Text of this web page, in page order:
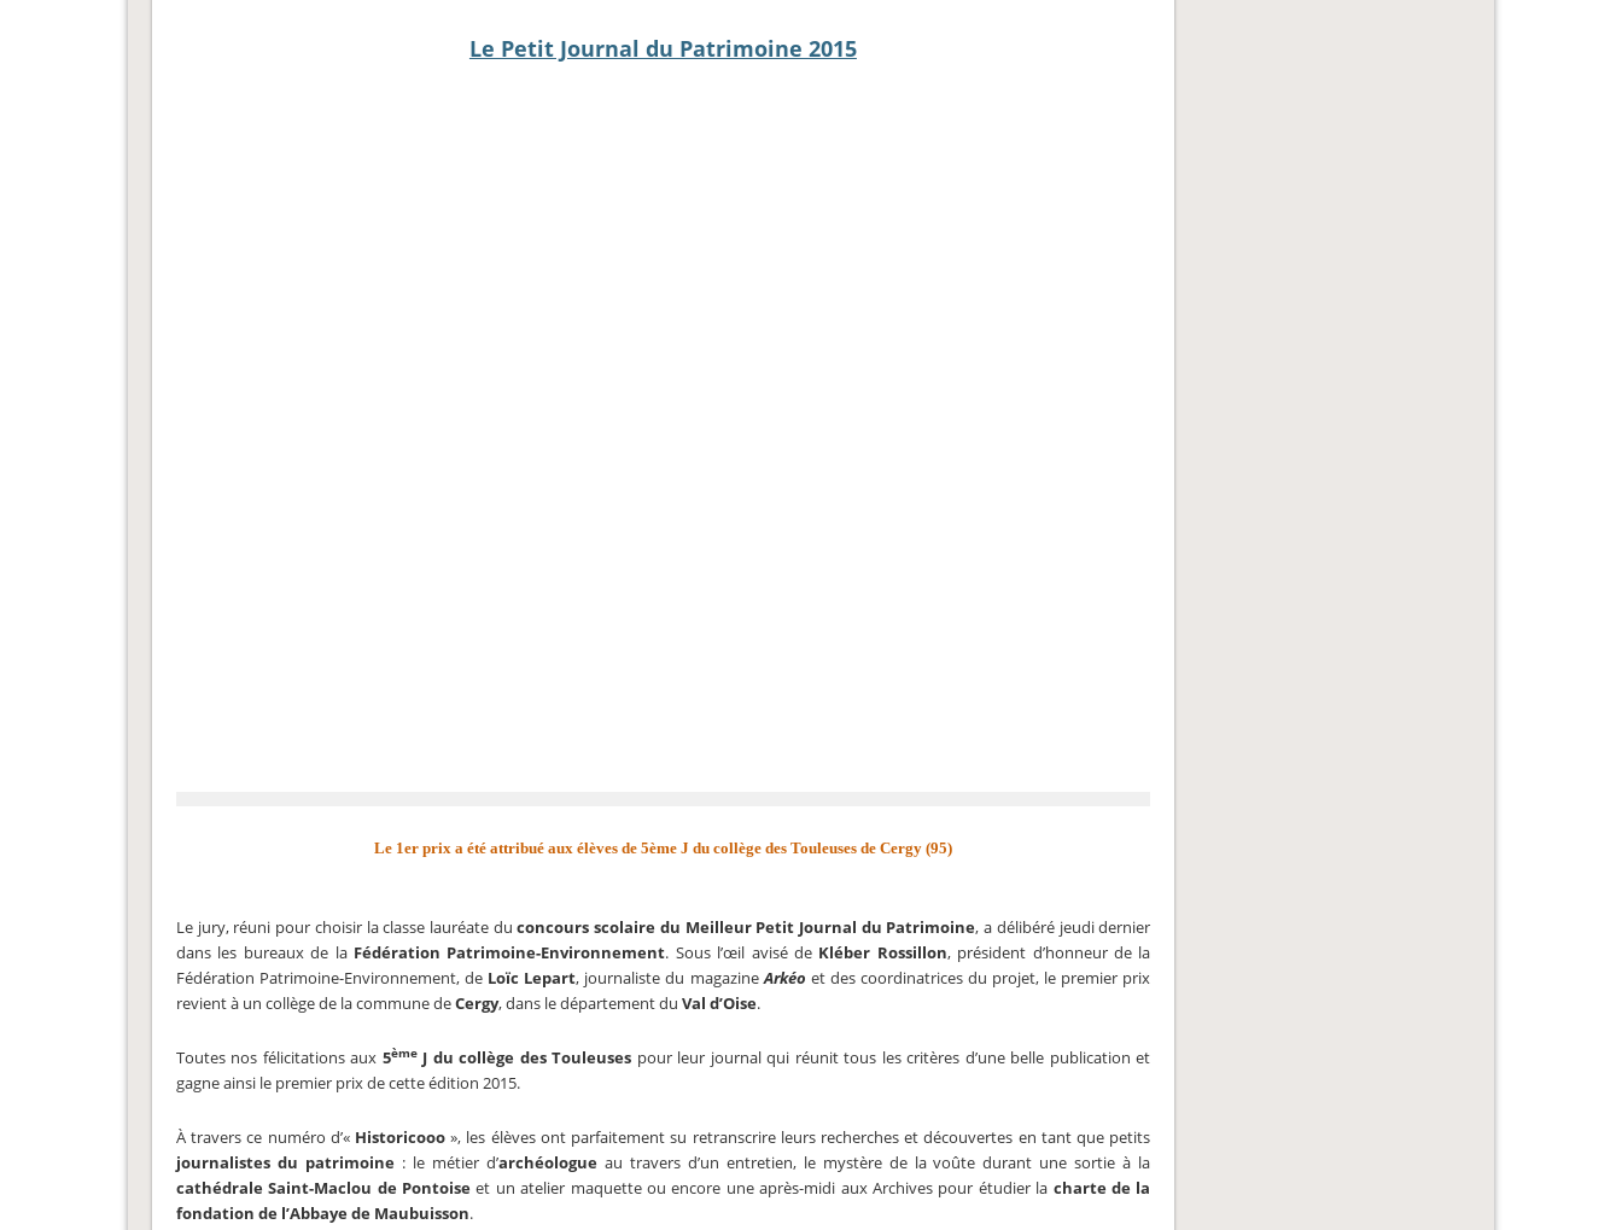
Le Petit Journal du Patrimoine 2015
Le 1er prix a été attribué aux élèves de 5ème J du collège des Touleuses de Cergy (95)
Le jury, réuni pour choisir la classe lauréate duconcours scolaire du Meilleur Petit Journal du Patrimoine, a délibéré jeudi dernier
dans les bureaux de la Fédération Patrimoine-Environnement. Sous l’œil avisé de Kléber Rossillon, président d’honneur de la
Fédération Patrimoine-Environnement, de Loïc Lepart, journaliste du magazineArkéo et des coordinatrices du projet, le premier prix
revient à un collège de la commune deCergy, dans le département du Val d’Oise.
Toutes nos félicitations aux 5èmeJ du collège des Touleuses pour leur journal qui réunit tous les critères d’une belle publication et
gagne ainsi le premier prix de cette édition 2015.
À travers ce numéro d’« Historicooo », les élèves ont parfaitement su retranscrire leurs recherches et découvertes en tant que petits
journalistes du patrimoine: le métier d’archéologueau travers d’un entretien, le mystère de la voûte durant une sortie à la
cathédrale Saint-Maclou de Pontoise et un atelier maquette ou encore une après-midi aux Archives pour étudier la charte de la
fondation de l’Abbaye de Maubuisson.